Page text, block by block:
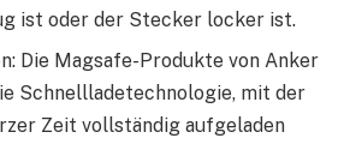
ist oder der Stecker locker ist.
Die Magsafe-Produkte von Anker
Schnellladetechnologie, mit der
Zeit vollständig aufgeladen